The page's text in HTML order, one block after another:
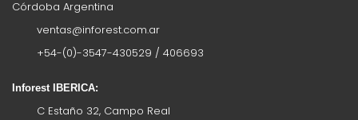
Córdoba Argentina
ventas@inforest.com.ar
+54-(0)-3547-430529 / 406693
Inforest IBERICA:
C Estaño 32, Campo Real